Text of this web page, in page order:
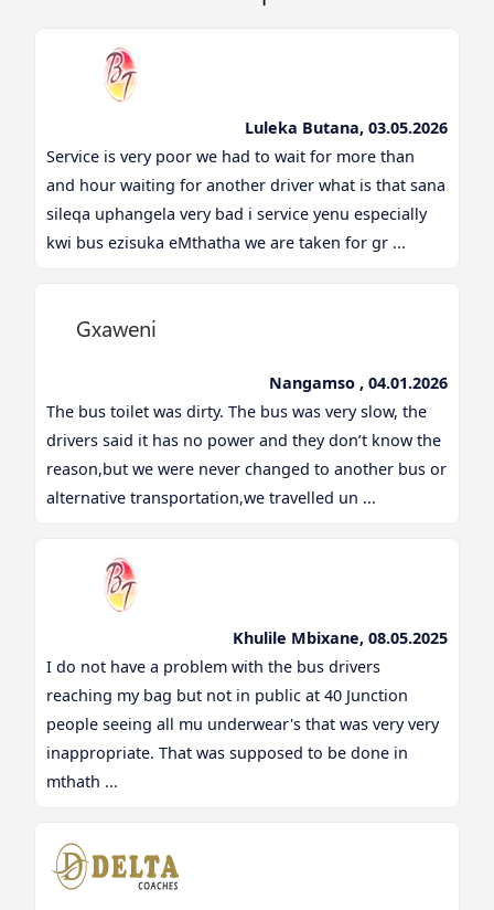
Luleka Butana, 03.05.2026
Service is very poor we had to wait for more than
and hour waiting for another driver what is that sana
sileqa uphangela very bad i service yenu especially
kwi bus ezisuka eMthatha we are taken for gr ...
Nangamso , 04.01.2026
The bus toilet was dirty. The bus was very slow, the
drivers said it has no power and they don’t know the
reason,but we were never changed to another bus or
alternative transportation,we travelled un ...
Khulile Mbixane, 08.05.2025
I do not have a problem with the bus drivers
reaching my bag but not in public at 40 Junction
people seeing all mu underwear's that was very very
inappropriate. That was supposed to be done in
mthath ...